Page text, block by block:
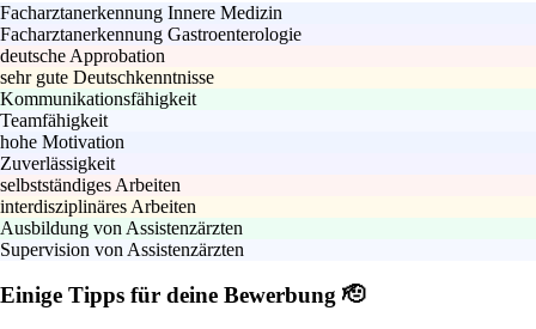
Facharztanerkennung Innere Medizin
Facharztanerkennung Gastroenterologie
deutsche Approbation
sehr gute Deutschkenntnisse
Kommunikationsfähigkeit
Teamfähigkeit
hohe Motivation
Zuverlässigkeit
selbstständiges Arbeiten
interdisziplinäres Arbeiten
Ausbildung von Assistenzärzten
Supervision von Assistenzärzten
Einige Tipps für deine Bewerbung 🫡